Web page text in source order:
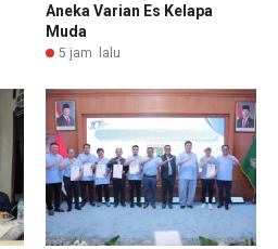
Aneka Varian Es Kelapa
Muda
5 jam lalu